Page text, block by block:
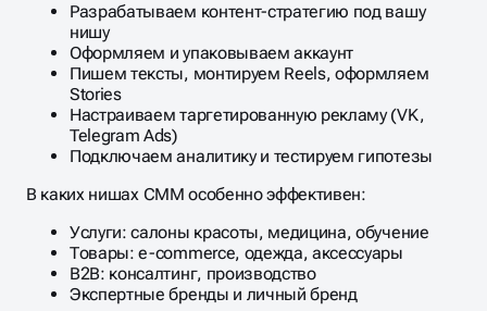
Разрабатываем контент-стратегию под вашу
нишу
Оформляем и упаковываем аккаунт
Пишем тексты, монтируем Reels, оформляем
Stories
Настраиваем таргетированную рекламу (VK,
Telegram Ads)
Подключаем аналитику и тестируем гипотезы
В каких нишах СММ особенно эффективен:
Услуги: салоны красоты, медицина, обучение
Товары: e-commerce, одежда, аксессуары
B2B: консалтинг, производство
Экспертные бренды и личный бренд